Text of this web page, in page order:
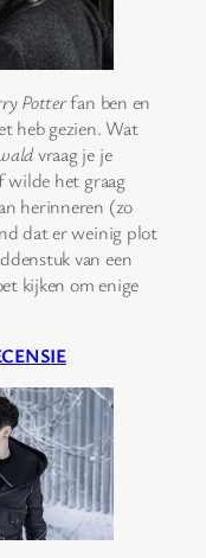
Potterfan ben en
heb gezien. Wat
vraag je je
wilde het graag
herinneren (zo
dat er weinig plot
van een
kijken om enige